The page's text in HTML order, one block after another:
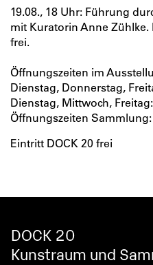
19.08., 18 Uhr: Führung
mit Kuratorin Anne
frei.
Öffnungszeiten im
Dienstag, Donnerstag,
Dienstag, Mittwoch,
Öffnungszeiten
Eintritt DOCK 20 frei
DOCK 20
Kunstraum und